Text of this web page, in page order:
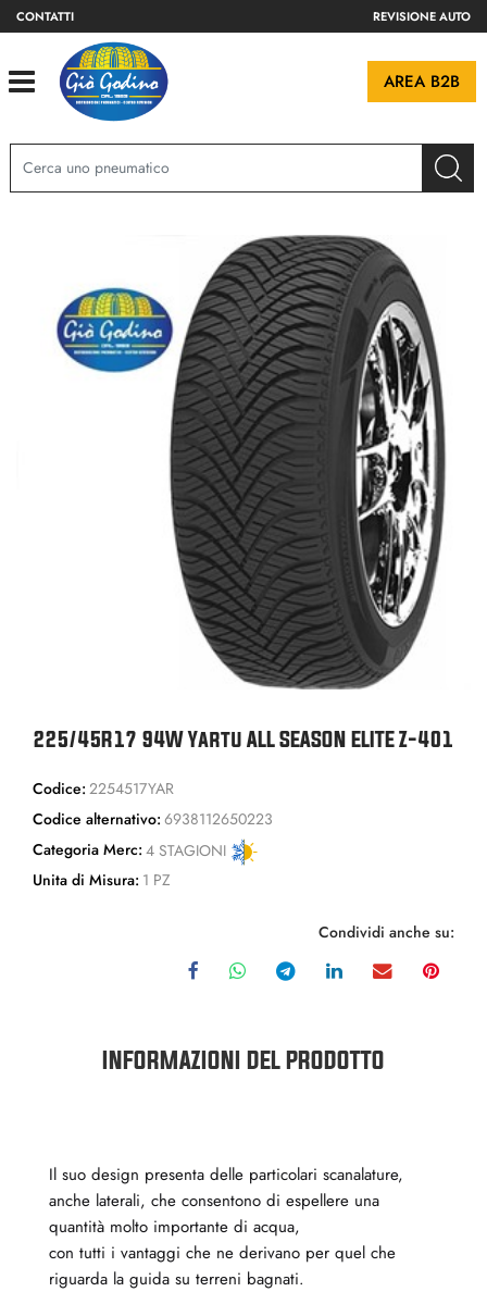
CONTATTI REVISIONE AUTO
Open AREA B2B
225/45R17 94W Yartu ALL SEASON ELITE Z-401
Codice: 2254517YAR
Codice alternativo: 6938112650223
Categoria Merc: 4 STAGIONI
Unita di Misura: 1 PZ
Condividi anche su:
INFORMAZIONI DEL PRODOTTO
Il suo design presenta delle particolari scanalature,
anche laterali, che consentono di espellere una
quantità molto importante di acqua,
con tutti i vantaggi che ne derivano per quel che
riguarda la guida su terreni bagnati.